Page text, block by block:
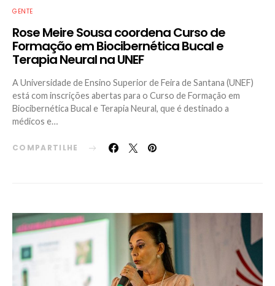
GENTE
Rose Meire Sousa coordena Curso de
Formação em Biocibernética Bucal e
Terapia Neural na UNEF
A Universidade de Ensino Superior de Feira de Santana (UNEF)
está com inscrições abertas para o Curso de Formação em
Biocibernética Bucal e Terapia Neural, que é destinado a
médicos e…
COMPARTILHE